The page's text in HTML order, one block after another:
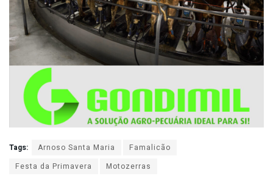
Tags: Arnoso Santa Maria
Famalicão
Festa da Primavera
Motozerras